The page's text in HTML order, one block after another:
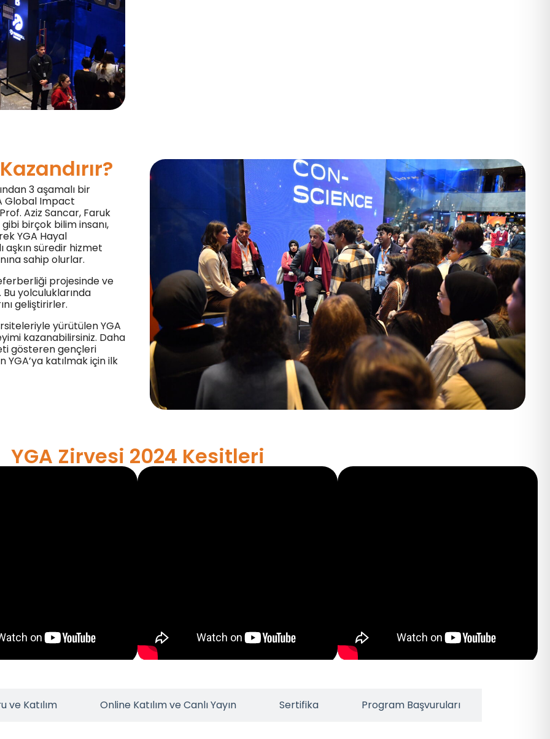
3 aşamalı bir
Global Impact
Aziz Sancar, Faruk
birçok bilim insanı,
YGA Hayal
aşkın süredir hizmet
sahip olurlar.
projesinde ve
yolculuklarında
geliştirirler.
yürütülen YGA
kazanabilirsiniz. Daha
gösteren gençleri
katılmak için ilk
YGA Zirvesi 2024 Kesitleri
ve Katılım Online Katılım ve Canlı Yayın Sertifika Program Başvuruları